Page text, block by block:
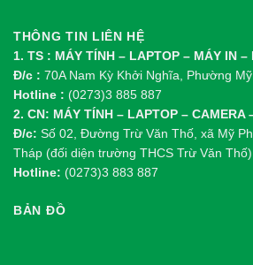
THÔNG TIN LIÊN HỆ
1. TS : MÁY TÍNH – LAPTOP – MÁY IN –
Đ/c : 70A Nam Kỳ Khởi Nghĩa, Phường
Hotline : (0273)3 885 887
2. CN: MÁY TÍNH – LAPTOP – CAMERA
Đ/c: Số 02, Đường Trừ Văn Thố, xã Mỹ
Tháp (đối diện trường THCS Trừ Văn Thố)
Hotline: (0273)3 883 887
BẢN ĐỒ